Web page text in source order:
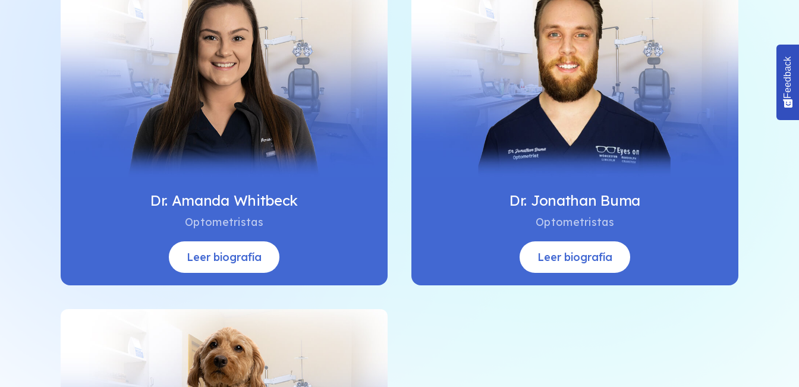
Dr. Amanda Whitbeck
Optometristas
Leer biografía
Dr. Jonathan Buma
Optometristas
Leer biografía
Feedback